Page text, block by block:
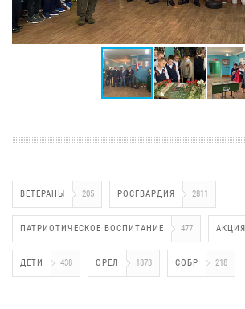
ВЕТЕРАНЫ 205 РОСГВАРДИЯ 2811
ПАТРИОТИЧЕСКОЕ ВОСПИТАНИЕ 477 АКЦИЯ
ДЕТИ 438 ОРЕЛ 1873 СОБР 218